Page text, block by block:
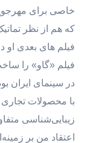
خاصی برای
که هم از نظر
فیلم «گاو» را
در سینمای ایران
با محصولات تجاری
زیبایی‌شناسی
اعتقاد من بر